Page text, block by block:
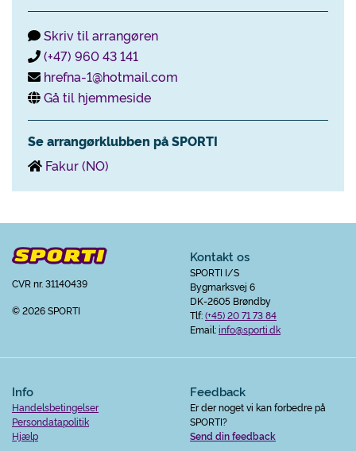
Skriv til arrangøren
(+47) 960 43 141
hrefna-1@hotmail.com
Gå til hjemmeside
Se arrangørklubben på SPORTI
Fakur (NO)
CVR nr. 31140439
© 2026 SPORTI
Kontakt os
SPORTI I/S
Bygmarksvej 6
DK-2605 Brøndby
Tlf:(+45) 20 71 73 84
Email:info@sporti.dk
Info
Handelsbetingelser
Persondatapolitik
Hjælp
Feedback
Er der noget vi kan forbedre på
SPORTI?
Send din feedback